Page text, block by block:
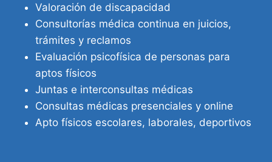
Valoración de discapacidad
Consultorías médica continua en juicios,
trámites y reclamos
Evaluación psicofísica de personas para
aptos físicos
Juntas e interconsultas médicas
Consultas médicas presenciales y online
Apto físicos escolares, laborales, deportivos